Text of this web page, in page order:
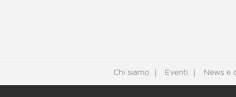
Chi siamo Eventi News e